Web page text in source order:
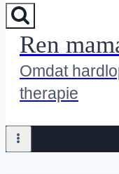
Ren
Omdat
therapie